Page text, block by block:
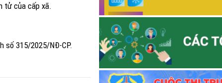
tử của cấp xã.
số 315/2025/NĐ-CP.